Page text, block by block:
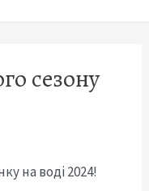
сезону
на воді 2024!